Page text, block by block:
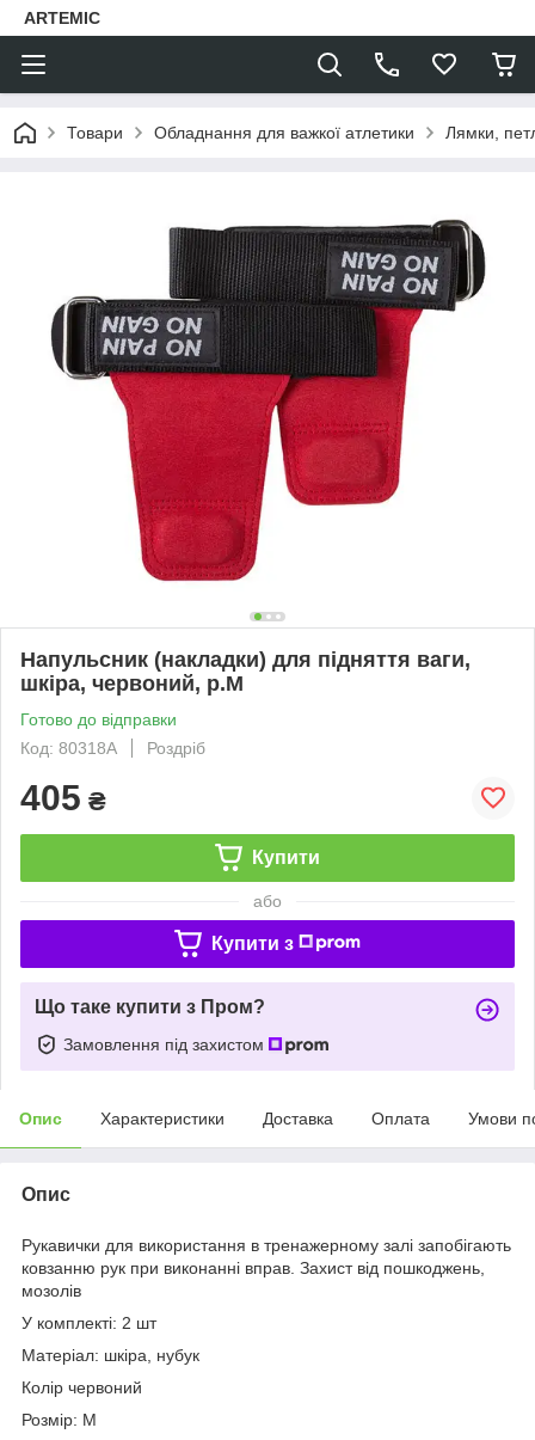
ARTEMIC
Товари Обладнання для важкої атлетики Лямки,
Напульсник (накладки) для підняття ваги,
шкіра, червоний, р.M
Готово до відправки
Код: 80318A
Роздріб
405 ₴
Купити
або
Купити з
Що таке купити з Пром?
Замовлення під захистом
Опис Характеристики Доставка Оплата Умови
Опис
Рукавички для використання в тренажерному залі запобігають
ковзанню рук при виконанні вправ. Захист від пошкоджень,
мозолів
У комплекті: 2 шт
Матеріал: шкіра, нубук
Колір червоний
Розмір: M